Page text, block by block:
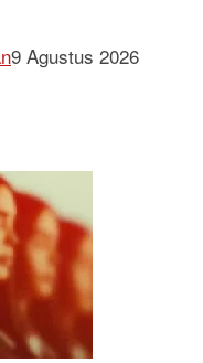
9 Agustus 2026